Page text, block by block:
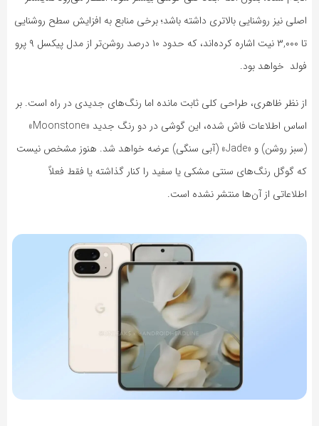
اصلی نیز روشنایی بالاتری داشته باشد؛ برخی منابع به افزایش سطح روشنایی
تا ۳,۰۰۰ نیت اشاره کرده‌اند، که حدود ۱۰ درصد روشن‌تر از مدل پیکسل ۹ پرو
فولد خواهد بود.
از نظر ظاهری، طراحی کلی ثابت مانده اما رنگ‌های جدیدی در راه است. بر
اساس اطلاعات فاش شده، این گوشی در دو رنگ جدید «Moonstone»
(سبز روشن) و «Jade» (آبی سنگی) عرضه خواهد شد. هنوز مشخص نیست
که گوگل رنگ‌های سنتی مشکی یا سفید را کنار گذاشته یا فقط فعلاً
اطلاعاتی از آن‌ها منتشر نشده است.